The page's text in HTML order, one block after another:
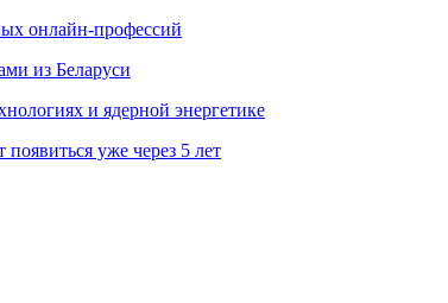
онлайн-профессий
из Беларуси
и ядерной энергетике
уже через 5 лет